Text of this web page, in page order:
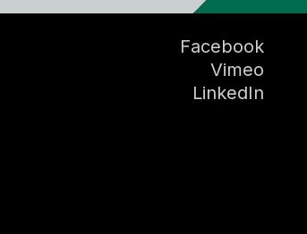
Facebook
Vimeo
LinkedIn